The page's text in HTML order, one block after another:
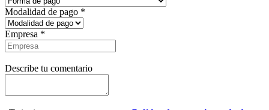
Modalidad de pago *
Empresa *
Describe tu comentario